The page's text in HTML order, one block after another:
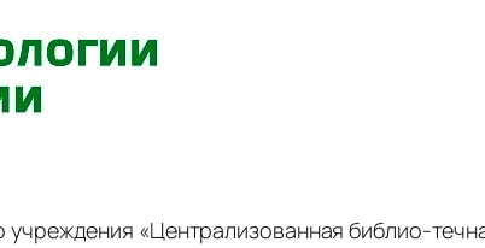
«Централизованная библио-